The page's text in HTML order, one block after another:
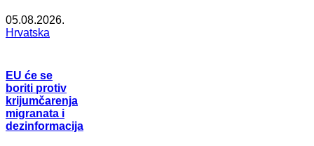
05.08.2026.
Hrvatska
EU će se
boriti protiv
krijumčarenja
migranata i
dezinformacija